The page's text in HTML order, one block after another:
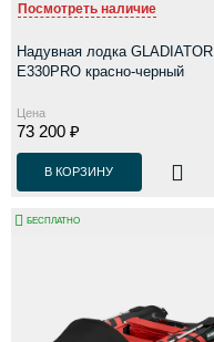
Посмотреть наличие
Надувная лодка GLADIATOR
E330PRO красно-черный
Цена
73 200 ₽
В КОРЗИНУ
БЕСПЛАТНО